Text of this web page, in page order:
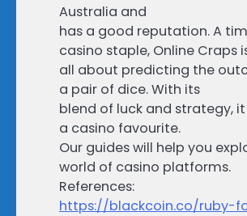
Australia and
has a good reputation. A
casino staple, Online Craps
all about predicting the
a pair of dice. With its
blend of luck and strategy,
a casino favourite.
Our guides will help you
world of casino platforms.
References:
https://blackcoin.co/ruby-